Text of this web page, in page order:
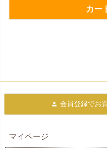
カー
会員登録でお
マイページ